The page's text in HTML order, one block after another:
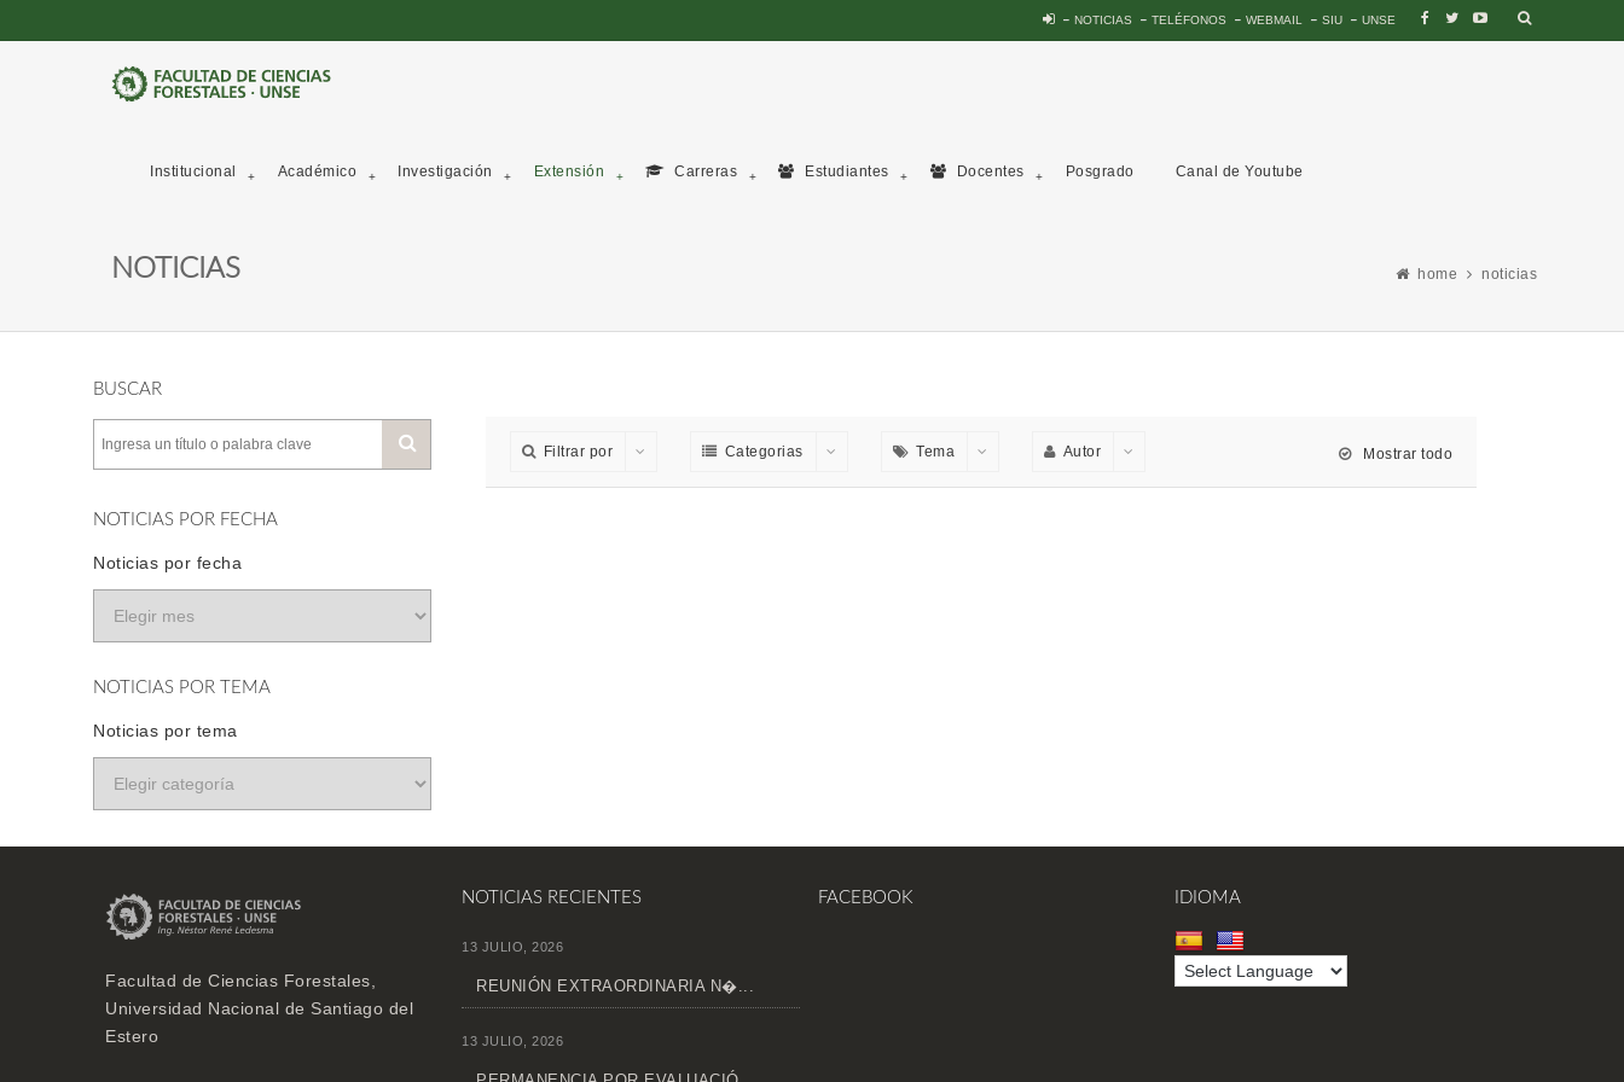
NOTICIAS TELÉFONOS WEBMAIL SIU UNSE
Institucional Académico Investigación Extensión Carreras Estudiantes Docentes Posgrado Canal de Youtube
NOTICIAS home noticias
BUSCAR
NOTICIAS POR FECHA
Noticias por fecha
NOTICIAS POR TEMA
Noticias por tema
Filtrar por Categorias Tema Autor Mostrar todo
Facultad de Ciencias Forestales,
Universidad Nacional de Santiago del
Estero
NOTICIAS RECIENTES
13 JULIO, 2026
REUNIÓN EXTRAORDINARIA N�...
13 JULIO, 2026
FACEBOOK IDIOMA